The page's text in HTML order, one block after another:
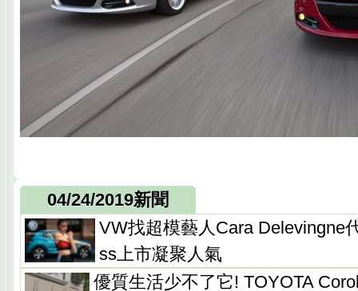
04/24/2019新聞
VW找超模藝人Cara Delevingne
ss上市凝聚人氣
優質生活少不了它! TOYOTA